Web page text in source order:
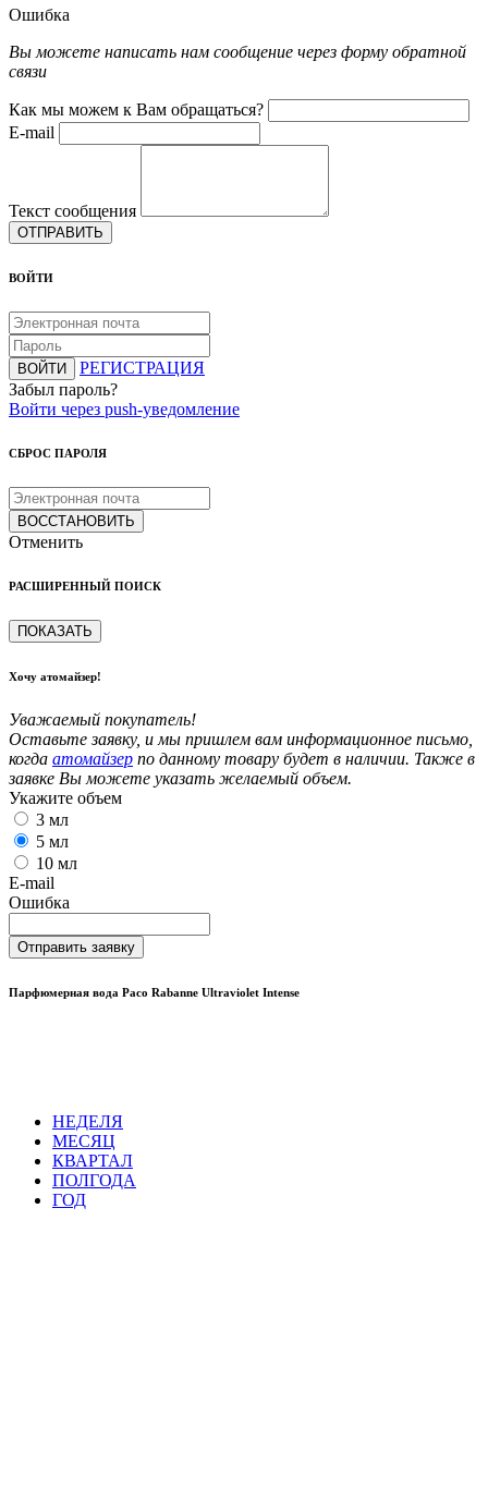
Ошибка
Вы можете написать нам сообщение через форму обратной
связи
Как мы можем к Вам обращаться?
E-mail
Текст сообщения
ОТПРАВИТЬ
ВОЙТИ
ВОЙТИ
РЕГИСТРАЦИЯ
Забыл пароль?
Войти через push-уведомление
СБРОС ПАРОЛЯ
ВОССТАНОВИТЬ
Отменить
РАСШИРЕННЫЙ ПОИСК
ПОКАЗАТЬ
Хочу атомайзер!
Уважаемый покупатель!
Оставьте заявку, и мы пришлем вам информационное письмо,
когда атомайзер по данному товару будет в наличии. Также в
заявке Вы можете указать желаемый объем.
Укажите объем
3 мл
5 мл
10 мл
E-mail
Ошибка
Отправить заявку
Парфюмерная вода Paco Rabanne Ultraviolet Intense
НЕДЕЛЯ
МЕСЯЦ
КВАРТАЛ
ПОЛГОДА
ГОД